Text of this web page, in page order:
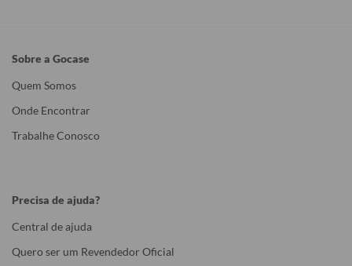
Sobre a Gocase
Quem Somos
Onde Encontrar
Trabalhe Conosco
Precisa de ajuda?
Central de ajuda
Quero ser um Revendedor Oficial